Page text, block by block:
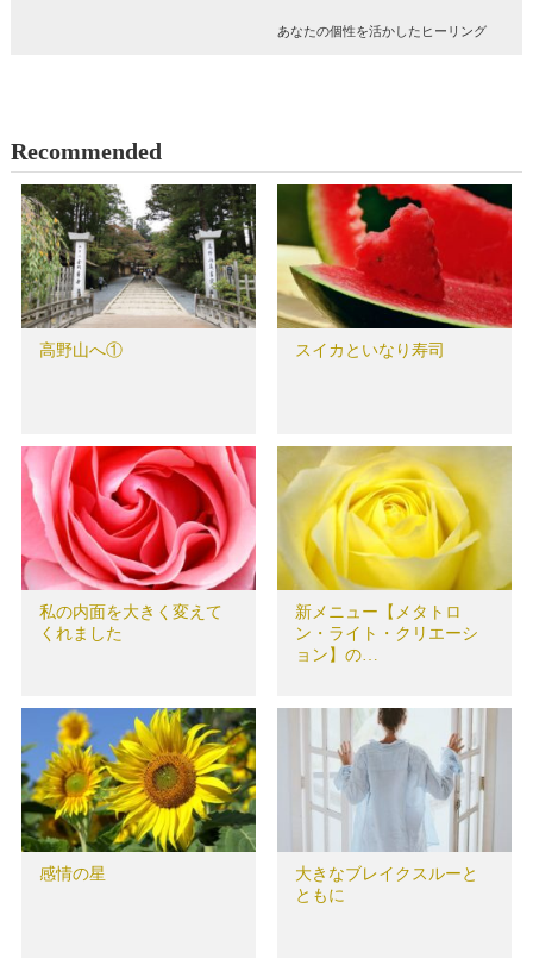
あなたの個性を活かしたヒーリング
Recommended
高野山へ① スイカといなり寿司
私の内面を大きく変えて
くれました
新メニュー【メタトロ
ン・ライト・クリエーシ
ョン】の…
感情の星
大きなブレイクスルーと
ともに